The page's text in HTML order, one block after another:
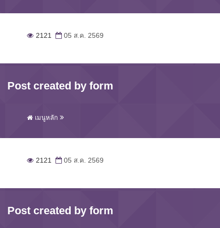
2121 05 ส.ค. 2569
Post created by form
เมนูหลัก
2121 05 ส.ค. 2569
Post created by form